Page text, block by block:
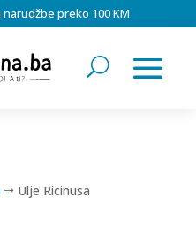
narudžbe preko 100 KM
$ Ulje Ricinusa